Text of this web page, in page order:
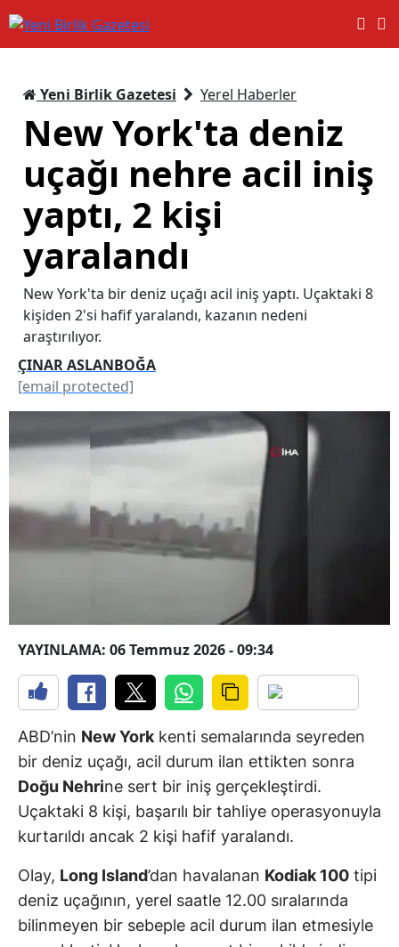
Yeni Birlik Gazetesi Yerel Haberler
New York'ta deniz
uçağı nehre acil iniş
yaptı, 2 kişi
yaralandı
New York'ta bir deniz uçağı acil iniş yaptı. Uçaktaki 8
kişiden 2'si hafif yaralandı, kazanın nedeni
araştırılıyor.
ÇINAR ASLANBOĞA
[email protected]
YAYINLAMA: 06 Temmuz 2026 - 09:34
ABD’nin New Yorkkenti semalarında seyreden
bir deniz uçağı, acil durum ilan ettikten sonra
Doğu Nehrine sert bir iniş gerçekleştirdi.
Uçaktaki 8 kişi, başarılı bir tahliye operasyonuyla
kurtarıldı ancak 2 kişi hafif yaralandı.
Olay, Long Island’dan havalanan Kodiak 100 tipi
deniz uçağının, yerel saatle 12.00 sıralarında
bilinmeyen bir sebeple acil durum ilan etmesiyle